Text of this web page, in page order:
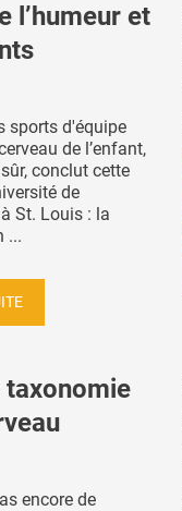
l’humeur et
sports d'équipe
de l’enfant,
conclut cette
de
St. Louis : la
...
taxonomie
encore de